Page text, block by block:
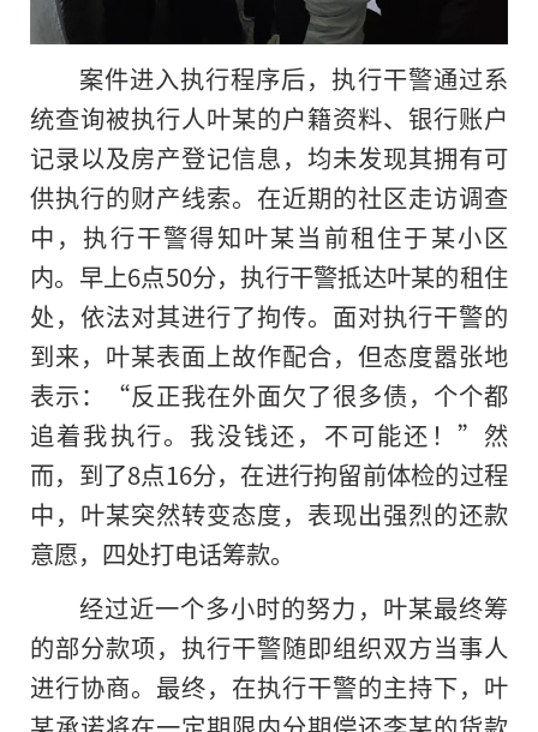
案件进入执行程序后，执行干警通过系
统查询被执行人叶某的户籍资料、银行账户
记录以及房产登记信息，均未发现其拥有可
供执行的财产线索。在近期的社区走访调查
中，执行干警得知叶某当前租住于某小区
内。早上6点50分，执行干警抵达叶某的租住
处，依法对其进行了拘传。面对执行干警的
到来，叶某表面上故作配合，但态度嚣张地
表示：“反正我在外面欠了很多债，个个都
追着我执行。我没钱还，不可能还！”然
而，到了8点16分，在进行拘留前体检的过程
中，叶某突然转变态度，表现出强烈的还款
意愿，四处打电话筹款。
经过近一个多小时的努力，叶某最终筹
的部分款项，执行干警随即组织双方当事人
进行协商。最终，在执行干警的主持下，叶